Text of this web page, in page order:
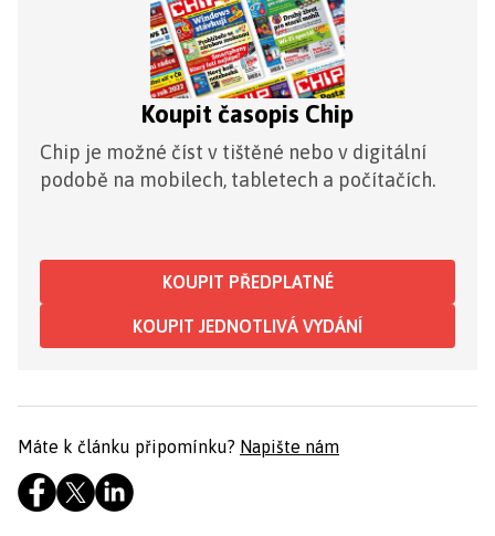
Koupit časopis Chip
Chip je možné číst v tištěné nebo v digitální
podobě na mobilech, tabletech a počítačích.
KOUPIT PŘEDPLATNÉ
KOUPIT JEDNOTLIVÁ VYDÁNÍ
Máte k článku připomínku? Napište nám